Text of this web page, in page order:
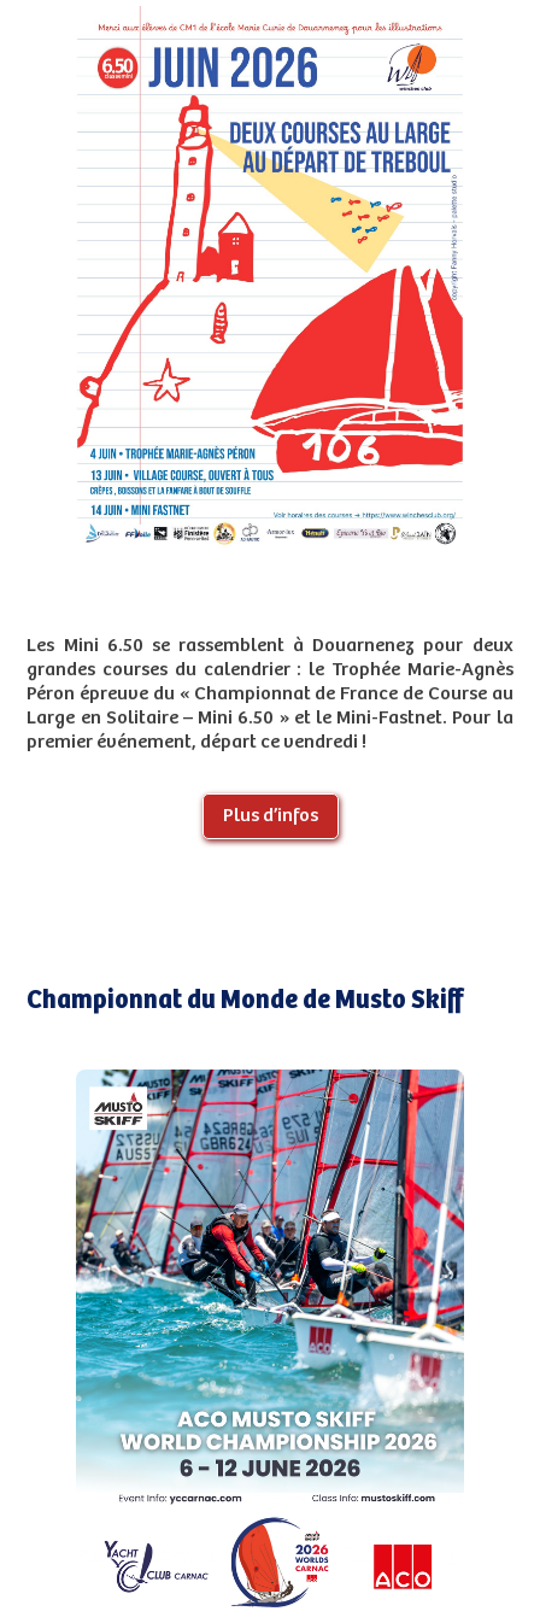
Les Mini 6.50 se rassemblent à Douarnenez pour deux
grandes courses du calendrier : le Trophée Marie-Agnès
Péron épreuve du « Championnat de France de Course au
Large en Solitaire – Mini 6.50 » et le Mini-Fastnet. Pour la
premier événement, départ ce vendredi !
Plus d’infos
Championnat du Monde de Musto Skiff